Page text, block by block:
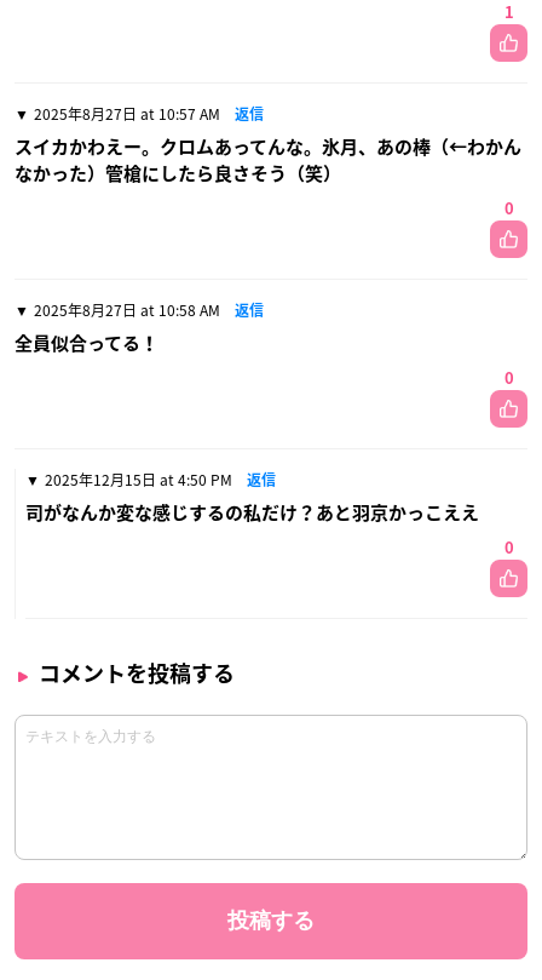
1
2025年8月27日 at 10:57 AM 返信
スイカかわえー。クロムあってんな。氷月、あの棒（←わかん
なかった）管槍にしたら良さそう（笑）
0
2025年8月27日 at 10:58 AM 返信
全員似合ってる！
0
2025年12月15日 at 4:50 PM 返信
司がなんか変な感じするの私だけ？あと羽京かっこええ
0
コメントを投稿する